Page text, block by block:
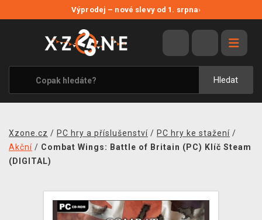
Výprodej – nové slevy od 1. srpna›
Hledat
VÝPRODEJ
VIDEOHRY
XZONE ORIGINALS
TÉMATIKY
MERCHANDISE
Xzone.cz / PC hry a příslušenství / PC hry ke stažení /
Akční / Combat Wings: Battle of Britain (PC) Klíč Steam
(DIGITAL)